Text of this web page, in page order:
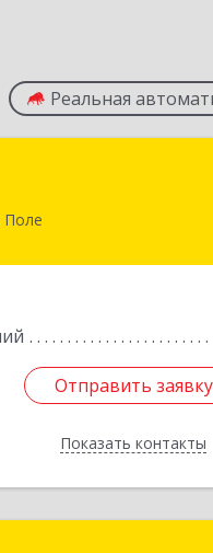
Реальная
Поле
Отправить заявку
Показать контакты
Ленинградская обл,
Отправить заявку
Назад